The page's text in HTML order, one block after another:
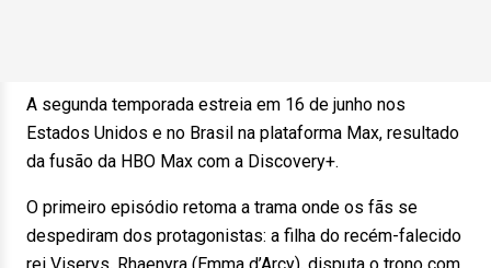
A segunda temporada estreia em 16 de junho nos
Estados Unidos e no Brasil na plataforma Max, resultado
da fusão da HBO Max com a Discovery+.
O primeiro episódio retoma a trama onde os fãs se
despediram dos protagonistas: a filha do recém-falecido